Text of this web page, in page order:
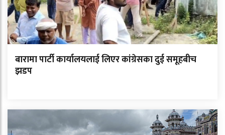
बारामा पार्टी कार्यालयलाई लिएर कांग्रेसका दुई समूहबीच
झडप